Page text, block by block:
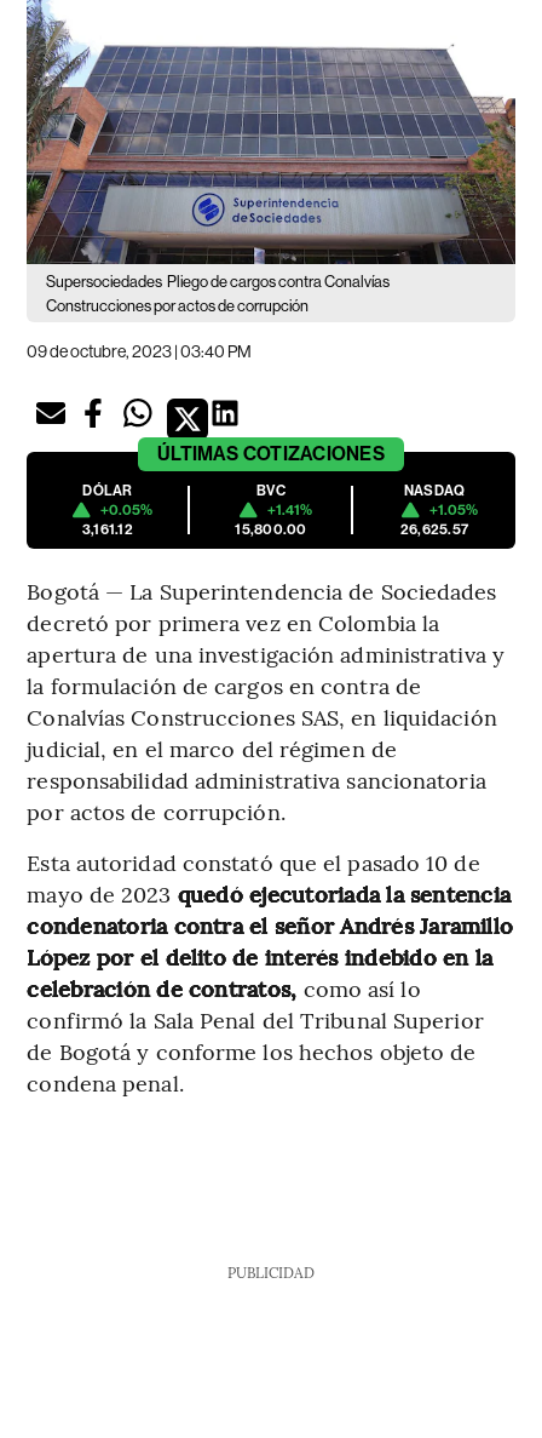
Supersociedades Pliego de cargos contra Conalvías
Construcciones por actos de corrupción
09 de octubre, 2023 | 03:40 PM
ÚLTIMAS COTIZACIONES
DÓLAR
+0.05%
3,161.12
BVC
+1.41%
15,800.00
NASDAQ
+1.05%
26,625.57
Bogotá — La Superintendencia de Sociedades
decretó por primera vez en Colombia la
apertura de una investigación administrativa y
la formulación de cargos en contra de
Conalvías Construcciones SAS, en liquidación
judicial, en el marco del régimen de
responsabilidad administrativa sancionatoria
por actos de corrupción.
Esta autoridad constató que el pasado 10 de
mayo de 2023 quedó ejecutoriada la sentencia
condenatoria contra el señor Andrés Jaramillo
López por el delito de interés indebido en la
celebración de contratos, como así lo
confirmó la Sala Penal del Tribunal Superior
de Bogotá y conforme los hechos objeto de
condena penal.
PUBLICIDAD